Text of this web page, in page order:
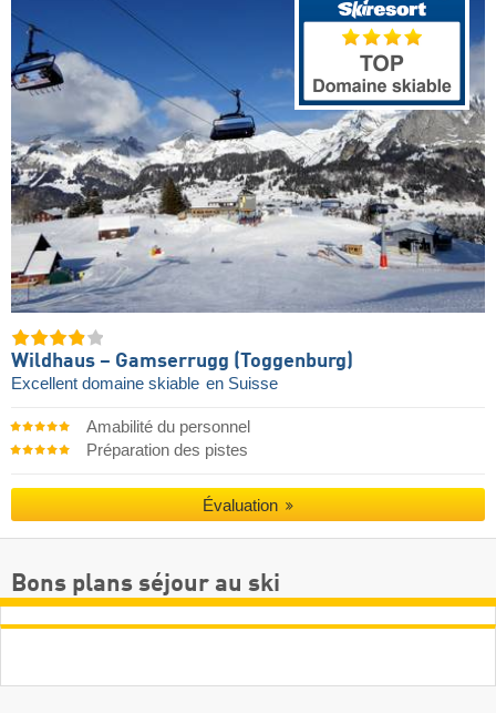
Wildhaus – Gamserrugg (Toggenburg)
Excellent domaine skiable en Suisse
Amabilité du personnel
Préparation des pistes
Évaluation
Bons plans séjour au ski